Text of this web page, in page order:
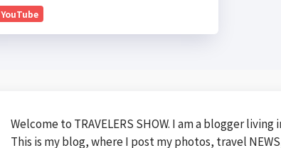
YouTube
Welcome to TRAVELERS SHOW. I am a blogger living
This is my blog, where I post my photos, travel